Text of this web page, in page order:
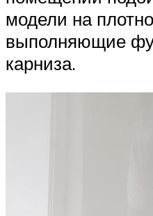
модели на
выполняющие
карниза.